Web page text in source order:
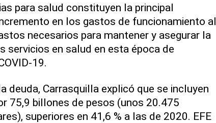
para salud constituyen la principal
en los gastos de funcionamiento al
necesarios para mantener y asegurar la
servicios en salud en esta época de
19.
deuda, Carrasquilla explicó que se incluyen
75,9 billones de pesos (unos 20.475
superiores en 41,6 % a las de 2020. EFE